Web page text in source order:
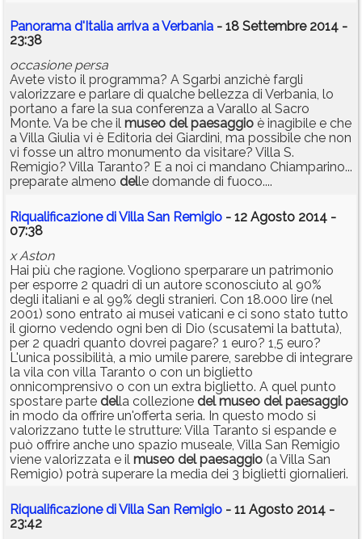
Panorama d'Italia arriva a Verbania - 18 Settembre 2014 -
23:38
occasione persa
Avete visto il programma? A Sgarbi anzichè fargli
valorizzare e parlare di qualche bellezza di Verbania, lo
portano a fare la sua conferenza a Varallo al Sacro
Monte. Va be che il museo del paesaggio è inagibile e che
a Villa Giulia vi è Editoria dei Giardini, ma possibile che non
vi fosse un altro monumento da visitare? Villa S.
Remigio? Villa Taranto? E a noi ci mandano Chiamparino...
preparate almeno delle domande di fuoco....
Riqualificazione di Villa San Remigio - 12 Agosto 2014 -
07:38
x Aston
Hai più che ragione. Vogliono sperparare un patrimonio
per esporre 2 quadri di un autore sconosciuto al 90%
degli italiani e al 99% degli stranieri. Con 18.000 lire (nel
2001) sono entrato ai musei vaticani e ci sono stato tutto
il giorno vedendo ogni ben di Dio (scusatemi la battuta),
per 2 quadri quanto dovrei pagare? 1 euro? 1,5 euro?
L'unica possibilità, a mio umile parere, sarebbe di integrare
la vila con villa Taranto o con un biglietto
onnicomprensivo o con un extra biglietto. A quel punto
spostare parte della collezione del museo del paesaggio
in modo da offrire un'offerta seria. In questo modo si
valorizzano tutte le strutture: Villa Taranto si espande e
può offrire anche uno spazio museale, Villa San Remigio
viene valorizzata e il museo del paesaggio (a Villa San
Remigio) potrà superare la media dei 3 biglietti giornalieri.
Riqualificazione di Villa San Remigio - 11 Agosto 2014 -
23:42